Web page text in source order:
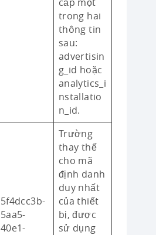
trong hai
thông tin
sau:
advertisin
g_id hoặc
analytics_i
nstallatio
n_id.
5f4dcc3b-
5aa5-
40e1-
Trường
thay thế
cho mã
định danh
duy nhất
của thiết
bị, được
sử dụng